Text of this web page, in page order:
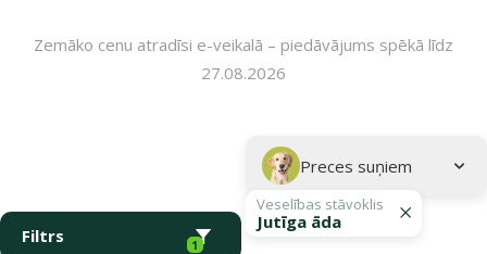
Zemāko cenu atradīsi e-veikalā – piedāvājums spēkā līdz
27.08.2026
Apakškategorija
Preces suņiem
Filtrs 1
Veselības stāvoklis
Jutīga āda